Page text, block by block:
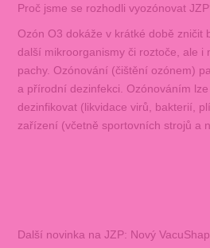
Proč jsme se rozhodli vyozónovat
Ozón O3 dokáže v krátké době zničit
další mikroorganismy či roztoče, ale i
pachy. Ozónování (čištění ozónem)
a přírodní dezinfekci. Ozónováním
dezinfikovat (likvidace virů, bakterií,
zařízení (včetně sportovních strojů a
Další novinka na JZP: Nový